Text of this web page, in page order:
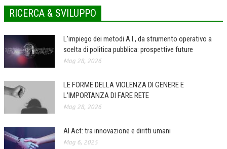
COMITATO EDITORIALE
PEER REVIEW
CODICE ETICO
AUTORI
COLLABORA CON NOI
CORPORATE SOCIAL RESPONSIBILITY
RICERCA & SVILUPPO
L’impiego dei metodi A.I., da strumento operativo a
scelta di politica pubblica: prospettive future
Mag 28, 2026
LE FORME DELLA VIOLENZA DI GENERE E
L’IMPORTANZA DI FARE RETE
Mag 28, 2026
AI Act: tra innovazione e diritti umani
Mag 6, 2025